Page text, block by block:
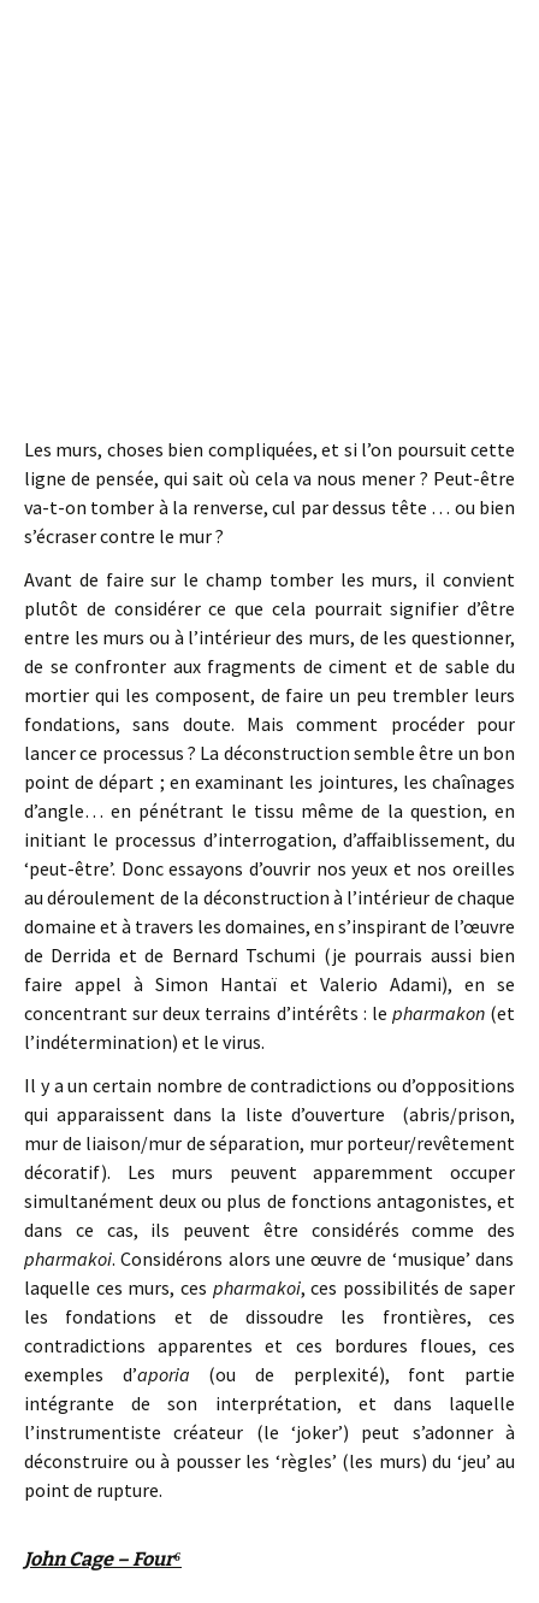
Les murs, choses bien compliquées, et si l’on poursuit cette
ligne de pensée, qui sait où cela va nous mener ? Peut-être
va-t-on tomber à la renverse, cul par dessus tête … ou bien
s’écraser contre le mur ?
Avant de faire sur le champ tomber les murs, il convient
plutôt de considérer ce que cela pourrait signifier d’être
entre les murs ou à l’intérieur des murs, de les questionner,
de se confronter aux fragments de ciment et de sable du
mortier qui les composent, de faire un peu trembler leurs
fondations, sans doute. Mais comment procéder pour
lancer ce processus ? La déconstruction semble être un bon
point de départ ; en examinant les jointures, les chaînages
d’angle… en pénétrant le tissu même de la question, en
initiant le processus d’interrogation, d’affaiblissement, du
‘peut-être’. Donc essayons d’ouvrir nos yeux et nos oreilles
au déroulement de la déconstruction à l’intérieur de chaque
domaine et à travers les domaines, en s’inspirant de l’œuvre
de Derrida et de Bernard Tschumi (je pourrais aussi bien
faire appel à Simon Hantaï et Valerio Adami), en se
concentrant sur deux terrains d’intérêts : le pharmakon(et
l’indétermination) et le virus.
Il y a un certain nombre de contradictions ou d’oppositions
qui apparaissent dans la liste d’ouverture (abris/prison,
mur de liaison/mur de séparation, mur porteur/revêtement
décoratif). Les murs peuvent apparemment occuper
simultanément deux ou plus de fonctions antagonistes, et
dans ce cas, ils peuvent être considérés comme des
pharmakoi. Considérons alors une œuvre de ‘musique’ dans
laquelle ces murs, ces pharmakoi, ces possibilités de saper
les fondations et de dissoudre les frontières, ces
contradictions apparentes et ces bordures floues, ces
exemples d’aporia (ou de perplexité), font partie
intégrante de son interprétation, et dans laquelle
l’instrumentiste créateur (le ‘joker’) peut s’adonner à
déconstruire ou à pousser les ‘règles’ (les murs) du ‘jeu’ au
point de rupture.
John Cage – Four⁶